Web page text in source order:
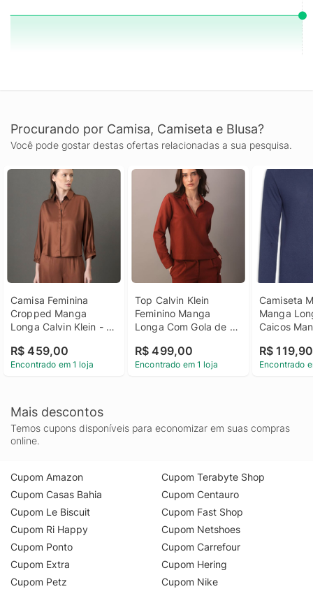
Procurando por Camisa, Camiseta e Blusa?
Você pode gostar destas ofertas relacionadas a sua pesquisa.
Camisa Feminina
Cropped Manga
Longa Calvin Klein -
Feminina Cropped
Manga Longa Calvin
R$ 459,00
Encontrado em 1 loja
Top Calvin Klein
Feminino Manga
Longa Com Gola de
Top Calvin Klein
Feminino Manga
R$ 499,00
Encontrado em 1 loja
Camiseta
Manga
Caicos
R$ 119,90
Encontrado
Mais descontos
Temos cupons disponíveis para economizar em suas compras
online.
Cupom Amazon
Cupom Casas Bahia
Cupom Le Biscuit
Cupom Ri Happy
Cupom Ponto
Cupom Extra
Cupom Petz
Cupom Terabyte Shop
Cupom Centauro
Cupom Fast Shop
Cupom Netshoes
Cupom Carrefour
Cupom Hering
Cupom Nike